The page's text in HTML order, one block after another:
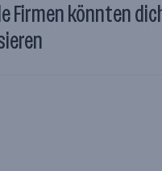
Firmen könnten